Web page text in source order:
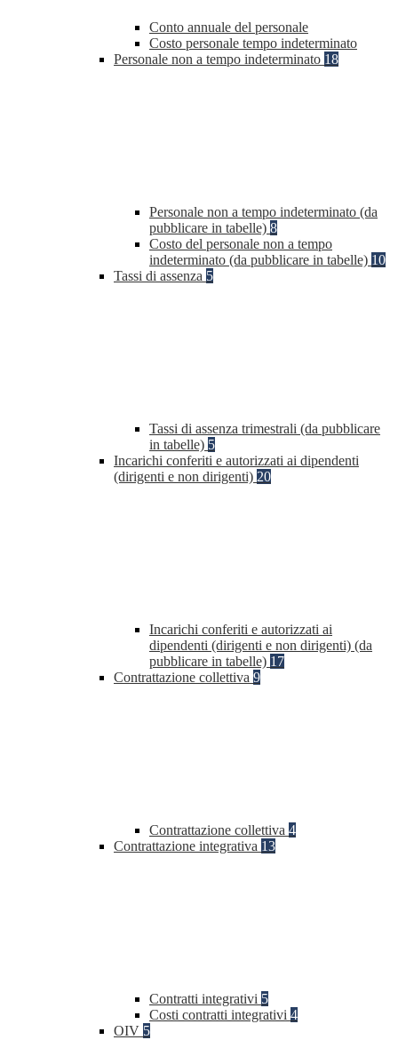
Conto annuale del personale
Costo personale tempo indeterminato
Personale non a tempo indeterminato 18
Personale non a tempo indeterminato (da
pubblicare in tabelle) 8
Costo del personale non a tempo
indeterminato (da pubblicare in tabelle) 10
Tassi di assenza 5
Tassi di assenza trimestrali (da pubblicare
in tabelle) 5
Incarichi conferiti e autorizzati ai dipendenti
(dirigenti e non dirigenti) 20
Incarichi conferiti e autorizzati ai
dipendenti (dirigenti e non dirigenti) (da
pubblicare in tabelle) 17
Contrattazione collettiva 9
Contrattazione collettiva 4
Contrattazione integrativa 13
Contratti integrativi 5
Costi contratti integrativi 4
OIV 5